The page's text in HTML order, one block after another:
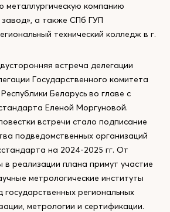
металлургическую компанию
а также СПб ГУП
технический колледж в г.
встреча делегации
Государственного комитета
Беларусь во главе с
Еленой Моргуновой.
встречи стало подписание
подведомственных организаций
на 2024-2025 гг. От
в реализации плана примут участие
метрологические институты
региональных
метрологии и сертификации.